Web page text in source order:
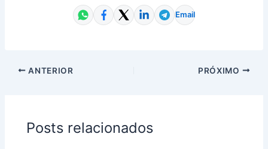
Email
ANTERIOR PRÓXIMO
Posts relacionados